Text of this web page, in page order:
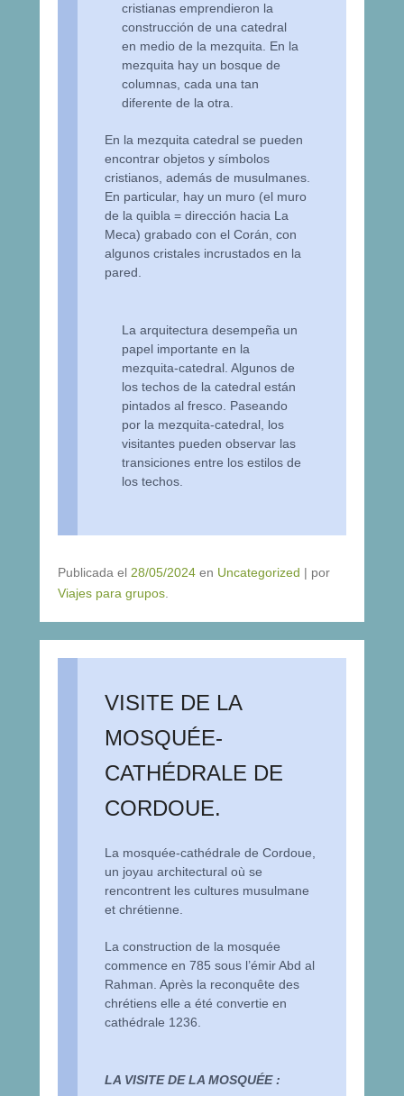
cristianas emprendieron la
construcción de una catedral
en medio de la mezquita. En la
mezquita hay un bosque de
columnas, cada una tan
diferente de la otra.
En la mezquita catedral se pueden
encontrar objetos y símbolos
cristianos, además de musulmanes.
En particular, hay un muro (el muro
de la quibla = dirección hacia La
Meca) grabado con el Corán, con
algunos cristales incrustados en la
pared.
La arquitectura desempeña un
papel importante en la
mezquita-catedral. Algunos de
los techos de la catedral están
pintados al fresco. Paseando
por la mezquita-catedral, los
visitantes pueden observar las
transiciones entre los estilos de
los techos.
Publicada el 28/05/2024 en Uncategorized | por
Viajes para grupos
VISITE DE LA
MOSQUÉE-
CATHÉDRALE DE
CORDOUE.
La mosquée-cathédrale de Cordoue,
un joyau architectural où se
rencontrent les cultures musulmane
et chrétienne.
La construction de la mosquée
commence en 785 sous l’émir Abd al
Rahman. Après la reconquête des
chrétiens elle a été convertie en
cathédrale 1236.
LA VISITE DE LA MOSQUÉE :